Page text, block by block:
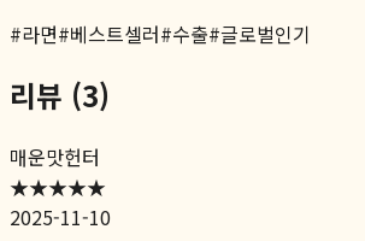
#라면#베스트셀러#수출#글로벌인기
리뷰 (3)
매운맛헌터
★★★★★
2025-11-10